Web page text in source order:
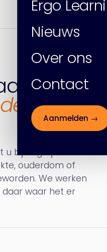
Ergo
Nieuws
Over ons
Contact
Aanmelden →
bij u
bij dagelijkse
ouderdom of
We werken
waar het er